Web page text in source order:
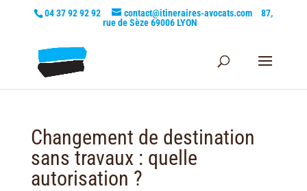
04 37 92 92 92 contact@itineraires-avocats.com
87,
rue de Sèze 69006 LYON
Changement de destination
sans travaux : quelle
autorisation ?